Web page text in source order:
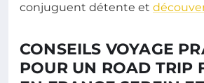
conjuguent détente et
CONSEILS VOYAGE
POUR UN ROAD TRIP